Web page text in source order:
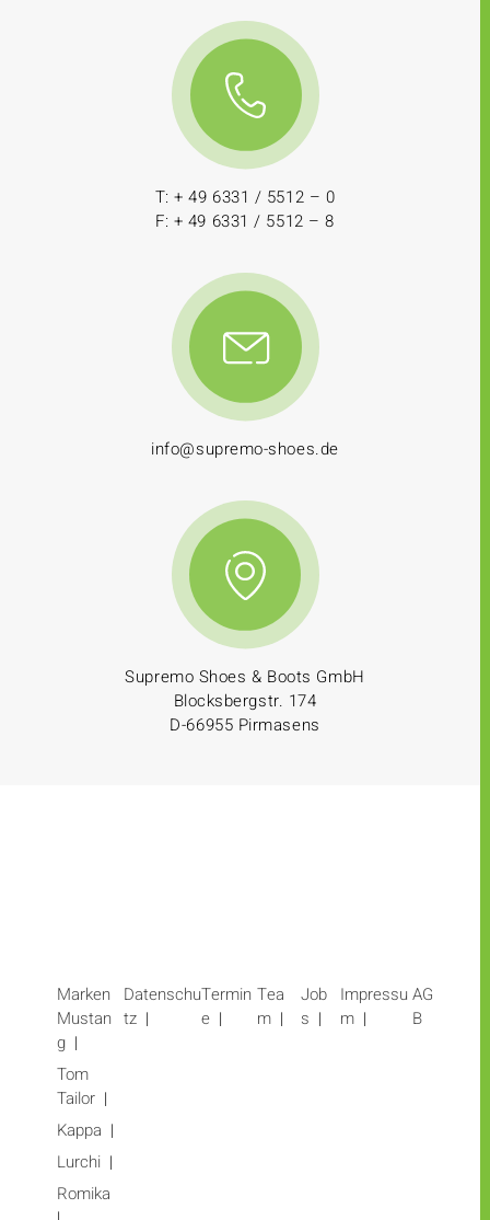
T: + 49 6331 / 5512 – 0
F: + 49 6331 / 5512 – 8
info@supremo-shoes.de
Supremo Shoes & Boots GmbH
Blocksbergstr. 174
D-66955 Pirmasens
Marken
Mustan
g
Tom
Tailor
Kappa
Lurchi
Romika
Datenschu
tz
Termin
e
Tea
m
Job
s
Impressu
m
AG
B